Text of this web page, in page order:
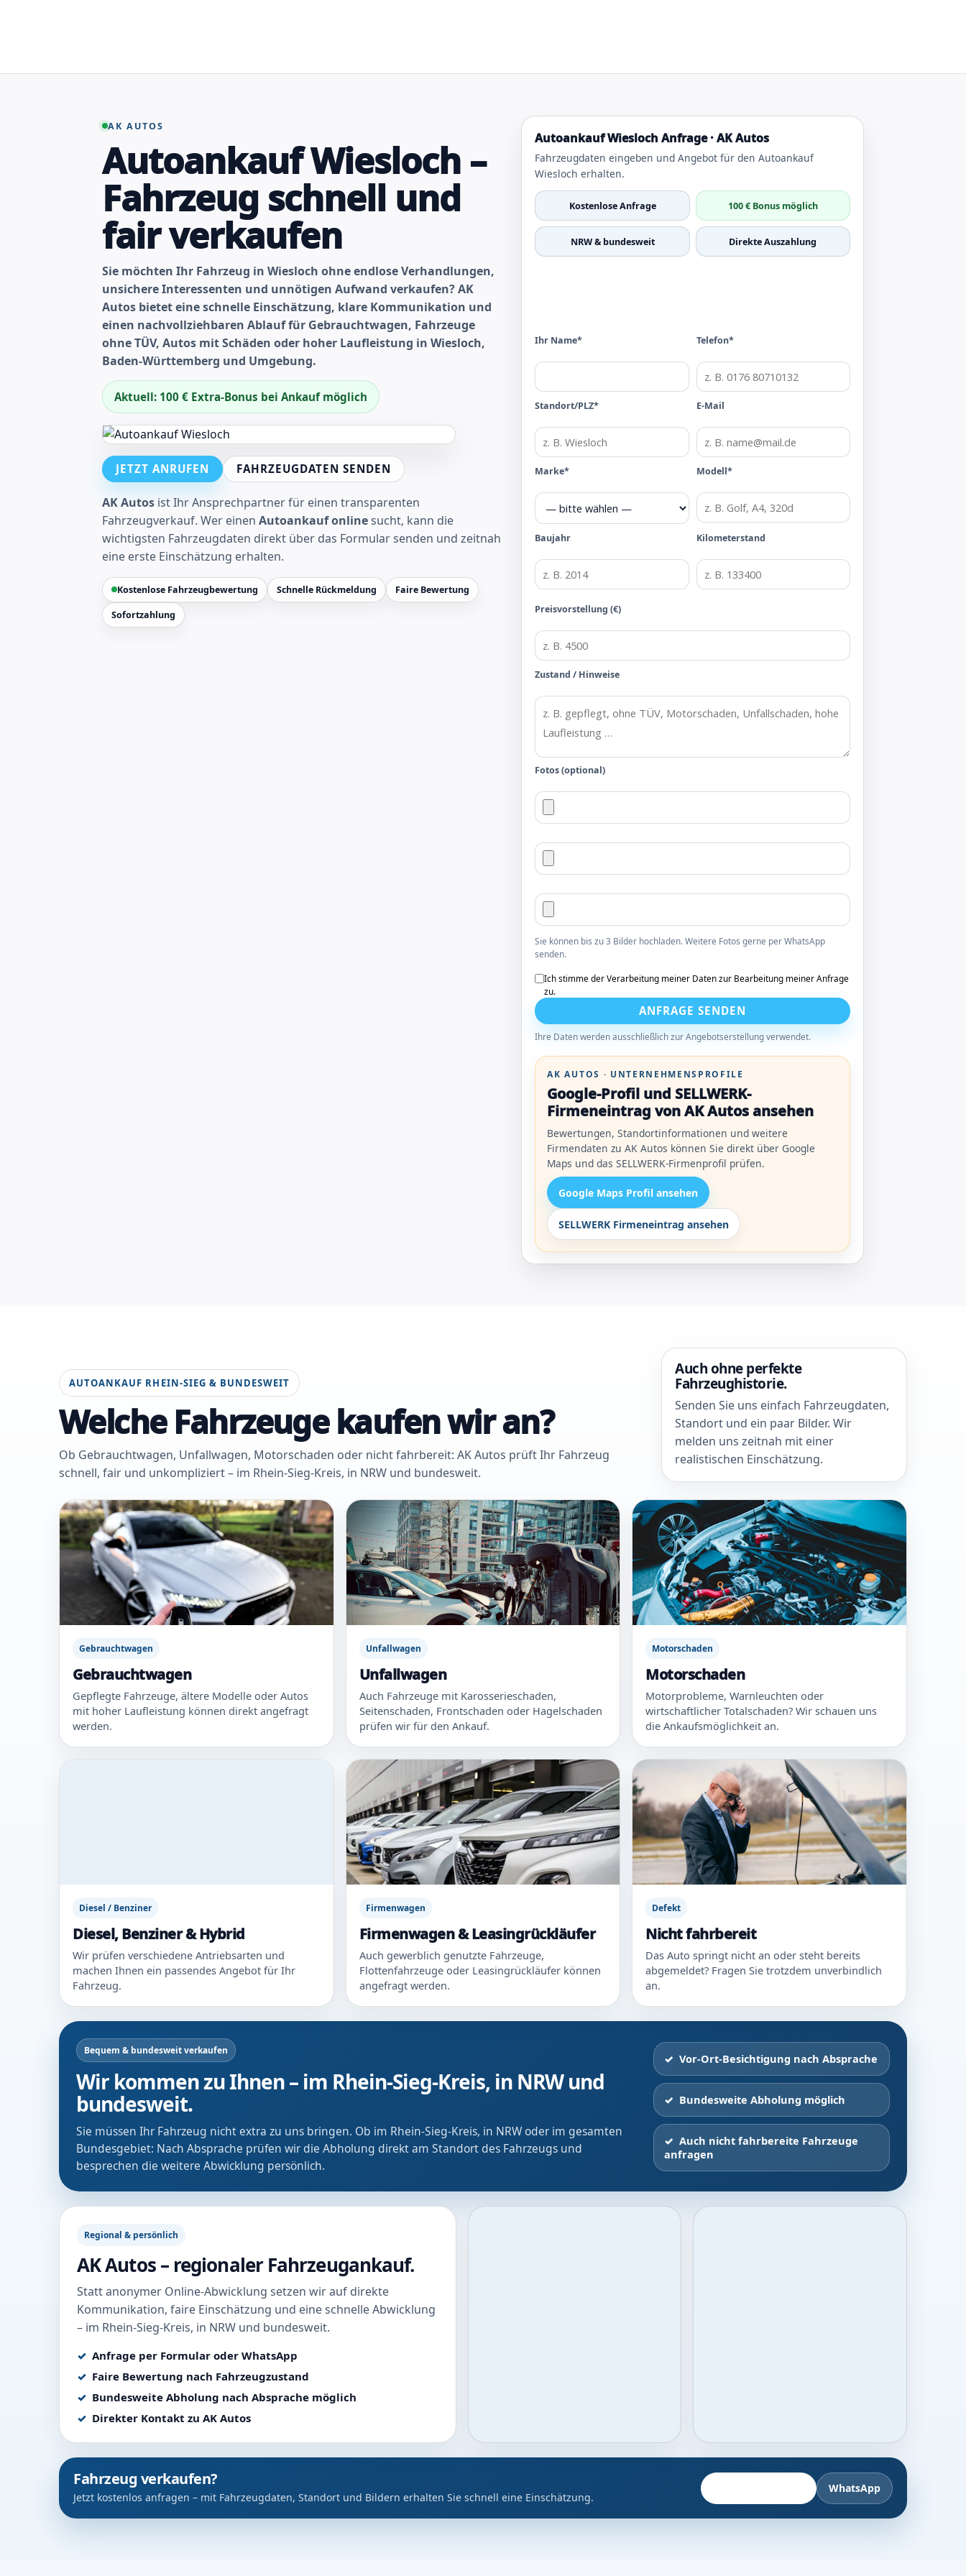
AK AUTOS
Autoankauf Wiesloch –
Fahrzeug schnell und
fair verkaufen
Sie möchten Ihr Fahrzeug in Wiesloch ohne endlose Verhandlungen,
unsichere Interessenten und unnötigen Aufwand verkaufen? AK
Autos bietet eine schnelle Einschätzung, klare Kommunikation und
einen nachvollziehbaren Ablauf für Gebrauchtwagen, Fahrzeuge
ohne TÜV, Autos mit Schäden oder hoher Laufleistung in Wiesloch,
Baden-Württemberg und Umgebung.
Aktuell: 100 € Extra-Bonus bei Ankauf möglich
JETZT ANRUFEN FAHRZEUGDATEN SENDEN
AK Autos ist Ihr Ansprechpartner für einen transparenten
Fahrzeugverkauf. Wer einen Autoankauf onlinesucht, kann die
wichtigsten Fahrzeugdaten direkt über das Formular senden und zeitnah
eine erste Einschätzung erhalten.
Kostenlose Fahrzeugbewertung Schnelle Rückmeldung Faire Bewertung
Sofortzahlung
Autoankauf Wiesloch Anfrage · AK Autos
Fahrzeugdaten eingeben und Angebot für den Autoankauf
Wiesloch erhalten.
Kostenlose Anfrage 100 € Bonus möglich
NRW & bundesweit Direkte Auszahlung
Ihr Name* Telefon*
Standort/PLZ* E-Mail
Marke* Modell*
Baujahr Kilometerstand
Preisvorstellung (€)
Zustand / Hinweise
Fotos (optional)
Sie können bis zu 3 Bilder hochladen. Weitere Fotos gerne per WhatsApp
senden.
Ich stimme der Verarbeitung meiner Daten zur Bearbeitung meiner Anfrage
zu.
ANFRAGE SENDEN
Ihre Daten werden ausschließlich zur Angebotserstellung verwendet.
AK AUTOS · UNTERNEHMENSPROFILE
Google-Profil und SELLWERK-
Firmeneintrag von AK Autos ansehen
Bewertungen, Standortinformationen und weitere
Firmendaten zu AK Autos können Sie direkt über Google
Maps und das SELLWERK-Firmenprofil prüfen.
Google Maps Profil ansehen
SELLWERK Firmeneintrag ansehen
AUTOANKAUF RHEIN-SIEG & BUNDESWEIT
Welche Fahrzeuge kaufen wir an?
Ob Gebrauchtwagen, Unfallwagen, Motorschaden oder nicht fahrbereit: AK Autos prüft Ihr Fahrzeug
schnell, fair und unkompliziert – im Rhein-Sieg-Kreis, in NRW und bundesweit.
Auch ohne perfekte
Fahrzeughistorie.
Senden Sie uns einfach Fahrzeugdaten,
Standort und ein paar Bilder. Wir
melden uns zeitnah mit einer
realistischen Einschätzung.
Gebrauchtwagen
Gebrauchtwagen
Gepflegte Fahrzeuge, ältere Modelle oder Autos
mit hoher Laufleistung können direkt angefragt
werden.
Unfallwagen
Unfallwagen
Auch Fahrzeuge mit Karosserieschaden,
Seitenschaden, Frontschaden oder Hagelschaden
prüfen wir für den Ankauf.
Motorschaden
Motorschaden
Motorprobleme, Warnleuchten oder
wirtschaftlicher Totalschaden? Wir schauen uns
die Ankaufsmöglichkeit an.
Diesel / Benziner
Diesel, Benziner & Hybrid
Wir prüfen verschiedene Antriebsarten und
machen Ihnen ein passendes Angebot für Ihr
Fahrzeug.
Firmenwagen
Firmenwagen & Leasingrückläufer
Auch gewerblich genutzte Fahrzeuge,
Flottenfahrzeuge oder Leasingrückläufer können
angefragt werden.
Defekt
Nicht fahrbereit
Das Auto springt nicht an oder steht bereits
abgemeldet? Fragen Sie trotzdem unverbindlich
an.
Bequem & bundesweit verkaufen
Wir kommen zu Ihnen – im Rhein-Sieg-Kreis, in NRW und
bundesweit.
Sie müssen Ihr Fahrzeug nicht extra zu uns bringen. Ob im Rhein-Sieg-Kreis, in NRW oder im gesamten
Bundesgebiet: Nach Absprache prüfen wir die Abholung direkt am Standort des Fahrzeugs und
besprechen die weitere Abwicklung persönlich.
Vor-Ort-Besichtigung nach Absprache
Bundesweite Abholung möglich
Auch nicht fahrbereite Fahrzeuge
anfragen
Regional & persönlich
AK Autos – regionaler Fahrzeugankauf.
Statt anonymer Online-Abwicklung setzen wir auf direkte
Kommunikation, faire Einschätzung und eine schnelle Abwicklung
– im Rhein-Sieg-Kreis, in NRW und bundesweit.
Anfrage per Formular oder WhatsApp
Faire Bewertung nach Fahrzeugzustand
Bundesweite Abholung nach Absprache möglich
Direkter Kontakt zu AK Autos
Fahrzeug verkaufen?
Jetzt kostenlos anfragen – mit Fahrzeugdaten, Standort und Bildern erhalten Sie schnell eine Einschätzung.
WhatsApp